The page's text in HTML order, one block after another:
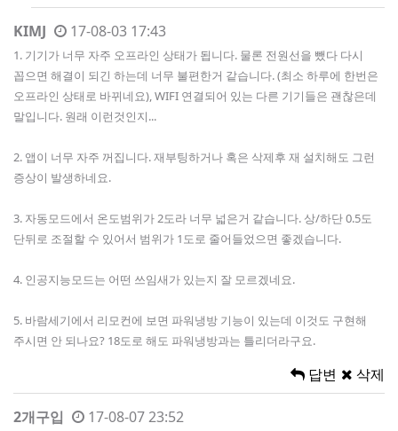
KIMJ 17-08-03 17:43
1. 기기가 너무 자주 오프라인 상태가 됩니다. 물론 전원선을 뺐다 다시
꼽으면 해결이 되긴 하는데 너무 불편한거 같습니다. (최소 하루에 한번은
오프라인 상태로 바뀌네요), WIFI 연결되어 있는 다른 기기들은 괜찮은데
말입니다. 원래 이런것인지...
2. 앱이 너무 자주 꺼집니다. 재부팅하거나 혹은 삭제후 재 설치해도 그런
증상이 발생하네요.
3. 자동모드에서 온도범위가 2도라 너무 넓은거 같습니다. 상/하단 0.5도
단뒤로 조절할 수 있어서 범위가 1도로 줄어들었으면 좋겠습니다.
4. 인공지능모드는 어떤 쓰임새가 있는지 잘 모르겠네요.
5. 바람세기에서 리모컨에 보면 파워냉방 기능이 있는데 이것도 구현해
주시면 안 되나요? 18도로 해도 파워냉방과는 틀리더라구요.
답변 삭제
2개구입 17-08-07 23:52